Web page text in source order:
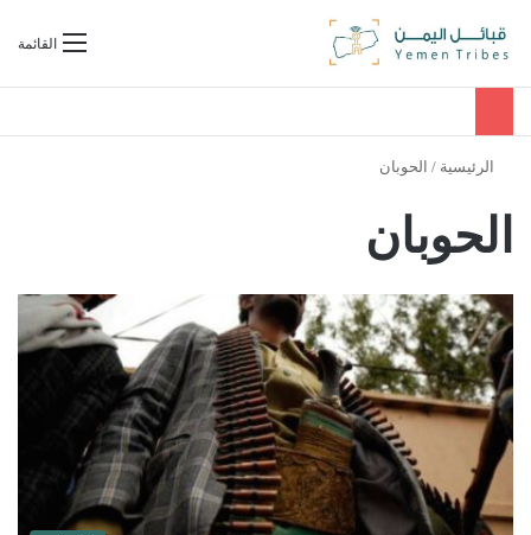
القائمةبحث عن
الرئيسية / الحوبان
الحوبان